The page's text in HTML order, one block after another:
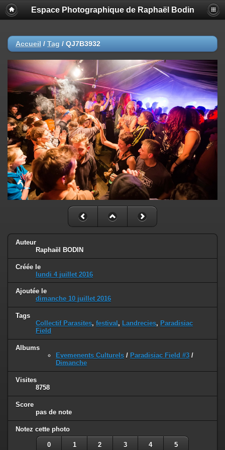
Espace Photographique de Raphaël Bodin
Accueil / Tag / QJ7B3932
Auteur
Raphaël BODIN
Créée le
lundi 4 juillet 2016
Ajoutée le
dimanche 10 juillet 2016
Tags
Collectif Parasites, festival , Landrecies, Paradisiac
Field
Albums
Evemenents Culturels / Paradisiac Field #3 /
Dimanche
Visites
8758
Score
pas de note
Notez cette photo
0 1 2 3 4 5